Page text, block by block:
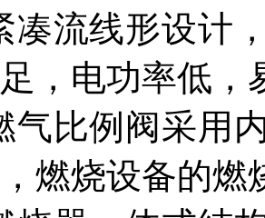
凑流线形设计
，电功率低，
气比例阀采用
燃烧设备的燃